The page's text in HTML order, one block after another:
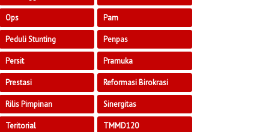
Ops Pam
Peduli Stunting Penpas
Persit Pramuka
Prestasi Reformasi Birokrasi
Rilis Pimpinan Sinergitas
Teritorial TMMD120